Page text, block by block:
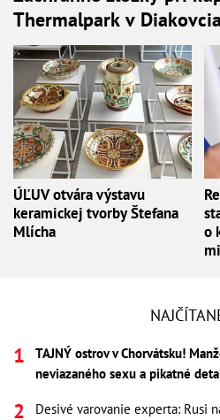
Thermalpark v
ÚĽUV otvára výstavu
keramickej tvorby Štefana
Mlícha
o
TAJNÝ ostrov v Chorvátsku!
neviazaného sexu a pikatné
Desivé varovanie experta: Rusi